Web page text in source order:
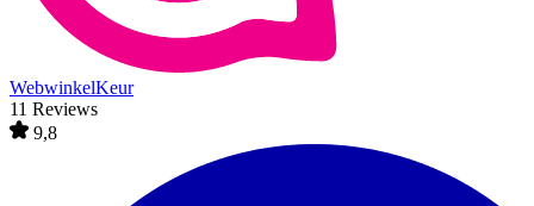
WebwinkelKeur
11 Reviews
9,8